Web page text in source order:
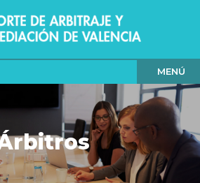
MENÚ